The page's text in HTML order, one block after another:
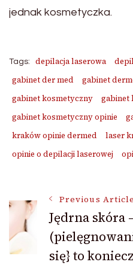
jednak kosmetyczka.
Tags: depilacja laserowa
gabinet der med
gabinet
gabinet kosmetyczny
gabinet
gabinet kosmetyczny opinie
kraków opinie dermed
laser
opinie o depilacji laserowej
Post
Navigation
Previous Article
Jędrna skóra
się} to